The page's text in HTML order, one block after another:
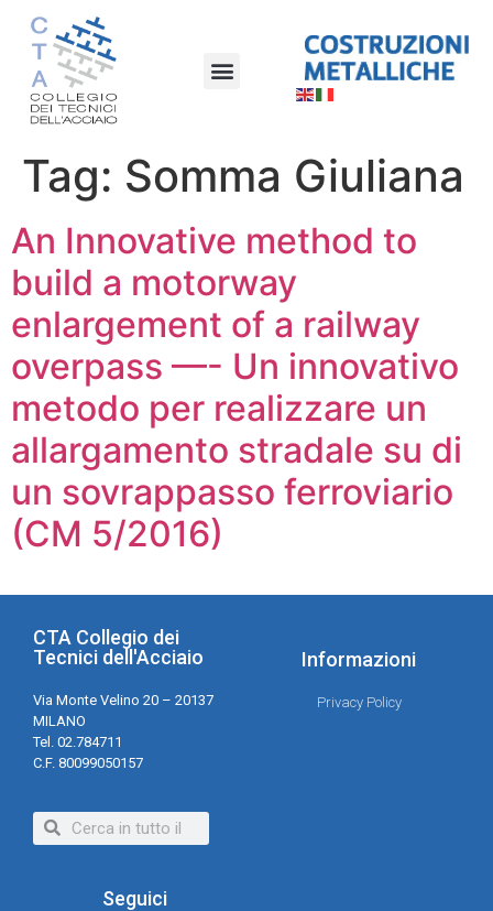
Tag: Somma Giuliana
An Innovative method to
build a motorway
enlargement of a railway
overpass —- Un innovativo
metodo per realizzare un
allargamento stradale su di
un sovrappasso ferroviario
(CM 5/2016)
CTA Collegio dei
Tecnici dell'Acciaio
Via Monte Velino 20 – 20137
MILANO
Tel. 02.784711
C.F. 80099050157
Informazioni
Privacy Policy
Seguici